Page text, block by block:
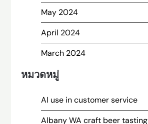
May 2024
April 2024
March 2024
หมวดหมู่
AI use in customer service
Albany WA craft beer tasting